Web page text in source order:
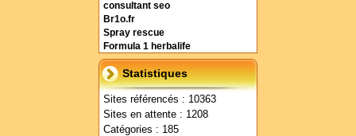
consultant seo
Br1o.fr
Spray rescue
Formula 1 herbalife
Statistiques
Sites référencés : 10363
Sites en attente : 1208
Catégories : 185